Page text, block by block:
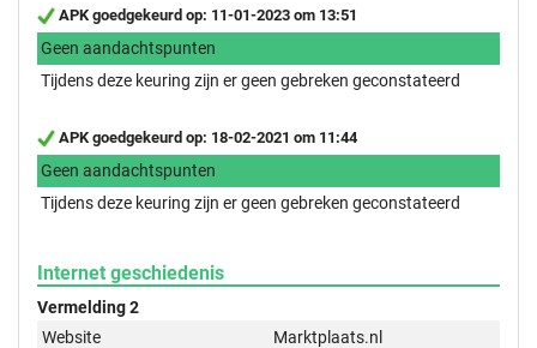
APK goedgekeurd op: 11-01-2023 om 13:51
Geen aandachtspunten
Tijdens deze keuring zijn er geen gebreken geconstateerd
APK goedgekeurd op: 18-02-2021 om 11:44
Geen aandachtspunten
Tijdens deze keuring zijn er geen gebreken geconstateerd
Internet geschiedenis
Vermelding 2
Website
Marktplaats.nl